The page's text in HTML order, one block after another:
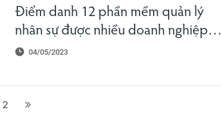
Điểm danh 12 phần mềm quản lý
nhân sự được nhiều doanh nghiệp sử
dụng04/05/2023
2